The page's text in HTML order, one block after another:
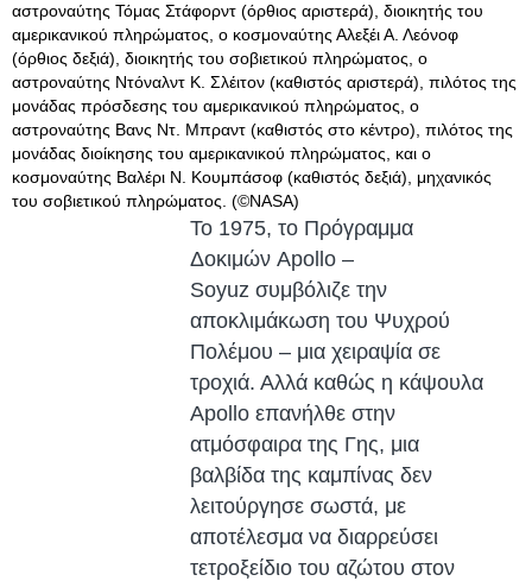
αστροναύτης Τόμας Στάφορντ (όρθιος αριστερά), διοικητής του
αμερικανικού πληρώματος, ο κοσμοναύτης Αλεξέι Α. Λεόνοφ
(όρθιος δεξιά), διοικητής του σοβιετικού πληρώματος, ο
αστροναύτης Ντόναλντ Κ. Σλέιτον (καθιστός αριστερά), πιλότος της
μονάδας πρόσδεσης του αμερικανικού πληρώματος, ο
αστροναύτης Βανς Ντ. Μπραντ (καθιστός στο κέντρο), πιλότος της
μονάδας διοίκησης του αμερικανικού πληρώματος, και ο
κοσμοναύτης Βαλέρι Ν. Κουμπάσοφ (καθιστός δεξιά), μηχανικός
του σοβιετικού πληρώματος. (©NASA)
Το 1975, το Πρόγραμμα
Δοκιμών Apollo –
Soyuz συμβόλιζε την
αποκλιμάκωση του Ψυχρού
Πολέμου – μια χειραψία σε
τροχιά. Αλλά καθώς η κάψουλα
Apollo επανήλθε στην
ατμόσφαιρα της Γης, μια
βαλβίδα της καμπίνας δεν
λειτούργησε σωστά, με
αποτέλεσμα να διαρρεύσει
τετροξείδιο του αζώτου στον